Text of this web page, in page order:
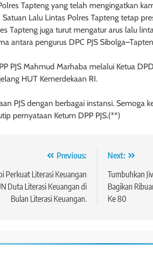
Tapteng yang telah mengingatkan
Lalu Lintas Polres Tapteng tetap
Tapteng juga turut mengatur arus lalu
antara pengurus DPC PJS
PJS Mahmud Marhaba melalui Ketua
HUT Kemerdekaan RI.
PJS dengan berbagai instansi. Semoga
pernyataan Ketum DPP PJS.(**)
Previous:
Perkuat Literasi Keuangan
Duta Literasi Keuangan di
Bulan Literasi Keuangan.
Next:
Tumbuhkan
Bagikan
Ke 80